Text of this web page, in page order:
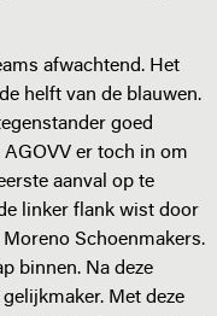
afwachtend. Het
helft van de blauwen.
goed
er toch in om
aanval op te
linker flank wist door
Schoenmakers.
binnen. Na deze
Met deze